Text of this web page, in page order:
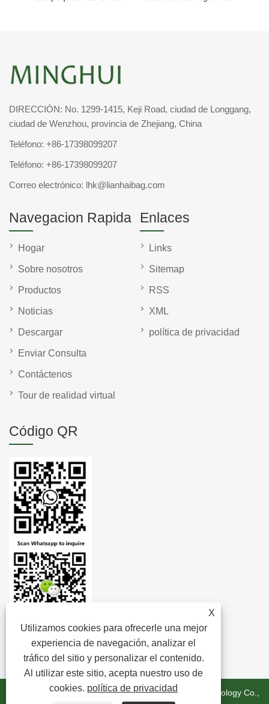
X
Utilizamos cookies para ofrecerle una mejor
experiencia de navegación, analizar el
tráfico del sitio y personalizar el contenido.
Al utilizar este sitio, acepta nuestro uso de
cookies. política de privacidad
DIRECCIÓN: No. 1299-1415, Keji Road, ciudad de Longgang,
ciudad de Wenzhou, provincia de Zhejiang, China
Teléfono: +86-17398099207
Teléfono: +86-17398099207
Correo electrónico: lhk@lianhaibag.com
Navegacion Rapida
Hogar
Sobre nosotros
Productos
Noticias
Descargar
Enviar Consulta
Contáctenos
Tour de realidad virtual
Enlaces
Links
Sitemap
RSS
XML
política de privacidad
Código QR
Copyright © 2024 Zhejiang Minghui New Material Technology Co.,